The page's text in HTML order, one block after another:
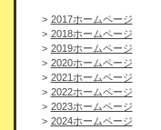
2017ホームページ
2018ホームページ
2019ホームページ
2020ホームページ
2021ホームページ
2022ホームページ
2023ホームページ
2024ホームページ